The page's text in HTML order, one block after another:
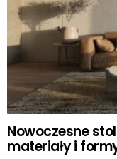
Nowoczesne
materiały i